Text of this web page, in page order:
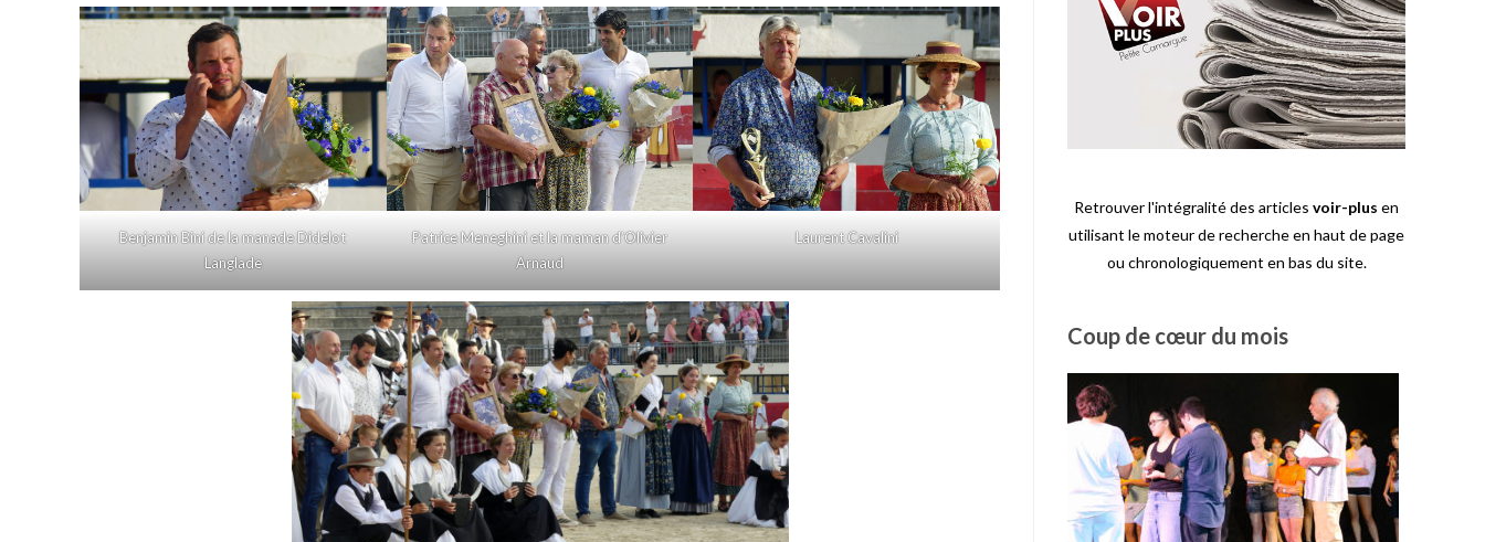
Benjamin Bini de la manade Didelot
Langlade
Patrice Meneghini et la maman d’Olivier
Arnaud
Laurent Cavalini
Retrouver l'intégralité des articles voir-plus en
utilisant le moteur de recherche en haut de page
ou chronologiquement en bas du site.
Coup de cœur du mois